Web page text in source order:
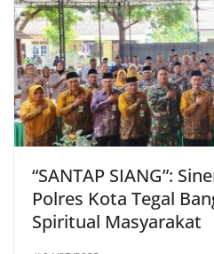
“SANTAP SIANG”:
Polres Kota Tegal
Spiritual Masyarakat